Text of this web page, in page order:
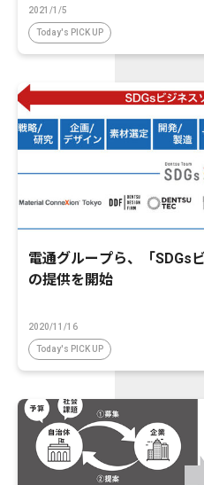
2021/1/5
Today's PICK UP
電通グループら、「SDGs
の提供を開始
2020/11/16
Today's PICK UP